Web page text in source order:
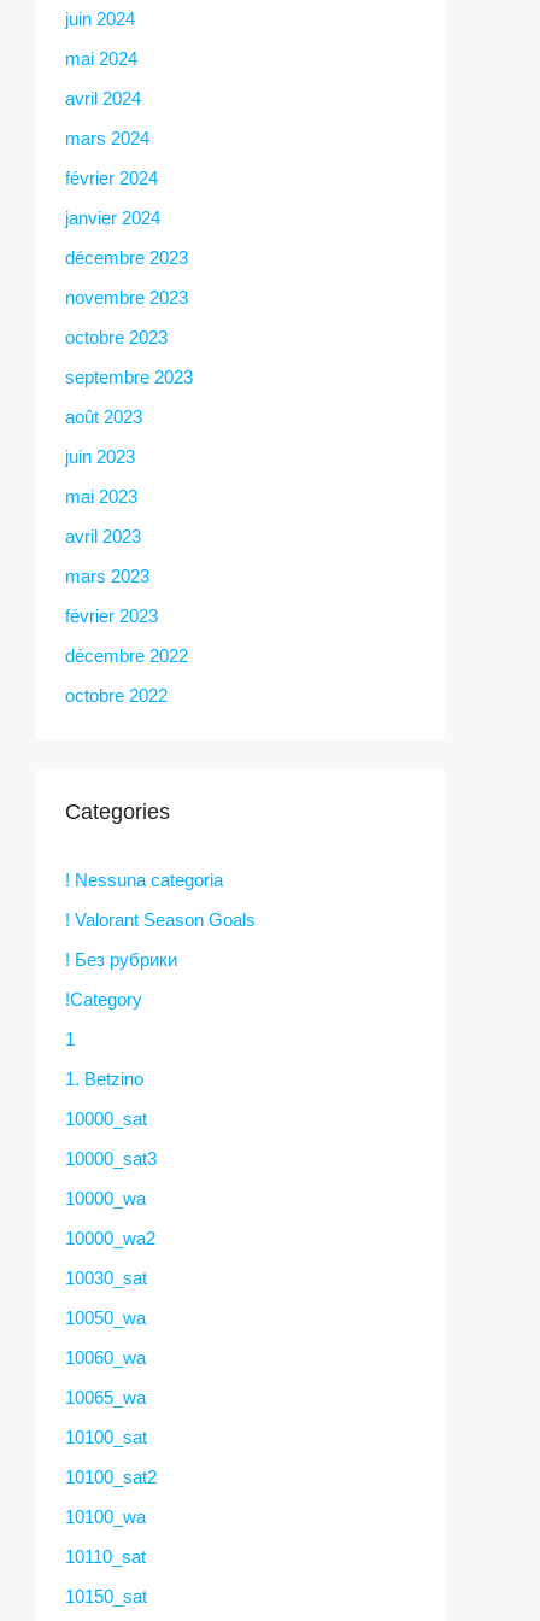
juin 2024
mai 2024
avril 2024
mars 2024
février 2024
janvier 2024
décembre 2023
novembre 2023
octobre 2023
septembre 2023
août 2023
juin 2023
mai 2023
avril 2023
mars 2023
février 2023
décembre 2022
octobre 2022
Categories
! Nessuna categoria
! Valorant Season Goals
! Без рубрики
!Category
1
1. Betzino
10000_sat
10000_sat3
10000_wa
10000_wa2
10030_sat
10050_wa
10060_wa
10065_wa
10100_sat
10100_sat2
10100_wa
10110_sat
10150_sat